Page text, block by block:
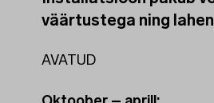
väärtustega ning
AVATUD